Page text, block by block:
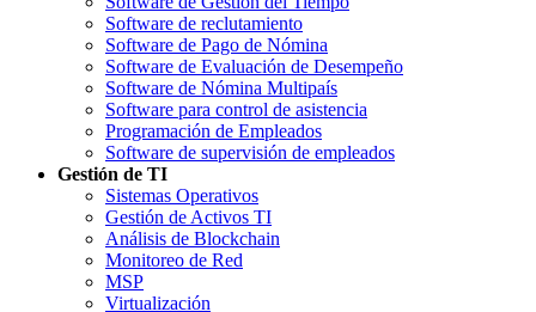
Software de reclutamiento
Software de Pago de Nómina
Software de Evaluación de Desempeño
Software de Nómina Multipaís
Software para control de asistencia
Programación de Empleados
Software de supervisión de empleados
Gestión de TI
Sistemas Operativos
Gestión de Activos TI
Análisis de Blockchain
Monitoreo de Red
MSP
Virtualización